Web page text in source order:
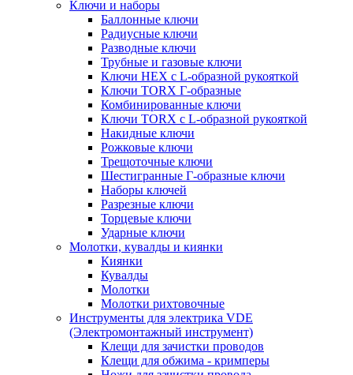
Ключи и наборы
Баллонные ключи
Радиусные ключи
Разводные ключи
Трубные и газовые ключи
Ключи HEX с L-образной рукояткой
Ключи TORX Г-образные
Комбинированные ключи
Ключи TORX с L-образной рукояткой
Накидные ключи
Рожковые ключи
Трещоточные ключи
Шестигранные Г-образные ключи
Наборы ключей
Разрезные ключи
Торцевые ключи
Ударные ключи
Молотки, кувалды и киянки
Киянки
Кувалды
Молотки
Молотки рихтовочные
Инструменты для электрика VDE
(Электромонтажный инструмент)
Клещи для зачистки проводов
Клещи для обжима - кримперы